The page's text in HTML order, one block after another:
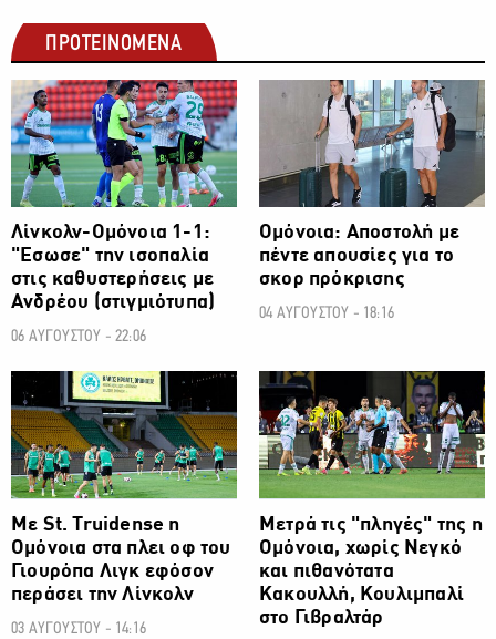
ΠΡΟΤΕΙΝΟΜΕΝΑ
ΠΡΩΤΑΘΛΗΜΑ CYTA
Λίνκολν-Ομόνοια 1-1:
"Εσωσε" την ισοπαλία
στις καθυστερήσεις με
Ανδρέου (στιγμιότυπα)
06 ΑΥΓΟΥΣΤΟΥ - 22:06
ΠΡΩΤΑΘΛΗΜΑ CYTA
Ομόνοια: Αποστολή με
πέντε απουσίες για το
σκορ πρόκρισης
04 ΑΥΓΟΥΣΤΟΥ - 18:16
ΠΡΩΤΑΘΛΗΜΑ CYTA
Με St. Truidense η
Ομόνοια στα πλει οφ του
Γιουρόπα Λιγκ εφόσον
περάσει την Λίνκολν
03 ΑΥΓΟΥΣΤΟΥ - 14:16
ΠΡΩΤΑΘΛΗΜΑ CYTA
Μετρά τις "πληγές" της η
Ομόνοια, χωρίς Νεγκό
και πιθανότατα
Κακουλλή, Κουλιμπαλί
στο Γιβραλτάρ